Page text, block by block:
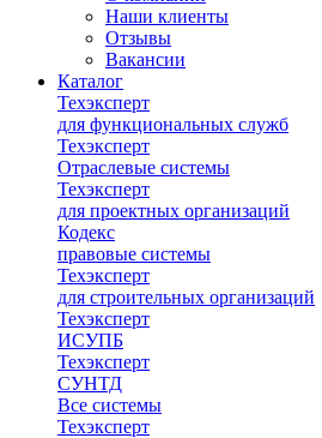
Наши клиенты
Отзывы
Вакансии
Каталог
Техэксперт
для функциональных служб
Техэксперт
Отраслевые системы
Техэксперт
для проектных организаций
Кодекс
правовые системы
Техэксперт
для строительных организаций
Техэксперт
ИСУПБ
Техэксперт
СУНТД
Все системы
Техэксперт